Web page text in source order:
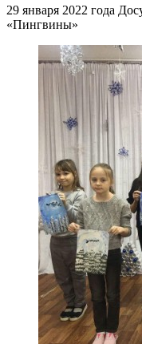
29 января 2022 года
«Пингвины»